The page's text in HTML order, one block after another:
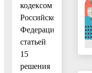
кодексом
Российской
Федерации,
статьей
15
решения